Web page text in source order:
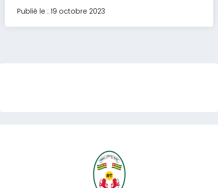
Publié le : 19 octobre 2023